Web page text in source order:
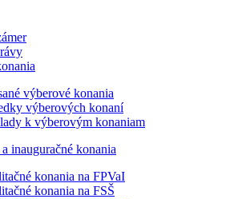
výberové konania
výberových konaní
k výberovým konaniam
inauguračné konania
konania na FPVaI
konania na FSŠ